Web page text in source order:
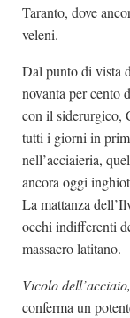
Taranto, dove
veleni.
Dal punto di vista
novanta per cento
con il siderurgico,
tutti i giorni in
nell’acciaieria,
ancora oggi
La mattanza
occhi indifferenti
massacro latitano.
Vicolo dell’acciaio,
conferma un